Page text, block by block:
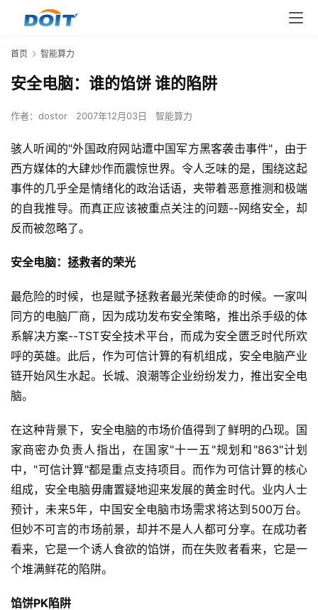
首页 智能算力
安全电脑：谁的馅饼 谁的陷阱
作者： dostor 2007年12月03日 智能算力
骇人听闻的"外国政府网站遭中国军方黑客袭击事件"，由于
西方媒体的大肆炒作而震惊世界。令人乏味的是，围绕这起
事件的几乎全是情绪化的政治话语，夹带着恶意推测和极端
的自我推导。而真正应该被重点关注的问题--网络安全，却
反而被忽略了。
安全电脑：拯救者的荣光
最危险的时候，也是赋予拯救者最光荣使命的时候。一家叫
同方的电脑厂商，因为成功发布安全策略，推出杀手级的体
系解决方案--TST安全技术平台，而成为安全匮乏时代所欢
呼的英雄。此后，作为可信计算的有机组成，安全电脑产业
链开始风生水起。长城、浪潮等企业纷纷发力，推出安全电
脑。
在这种背景下，安全电脑的市场价值得到了鲜明的凸现。国
家商密办负责人指出，在国家"十一五"规划和"863"计划
中，"可信计算"都是重点支持项目。而作为可信计算的核心
组成，安全电脑毋庸置疑地迎来发展的黄金时代。业内人士
预计，未来5年，中国安全电脑市场需求将达到500万台。
但妙不可言的市场前景，却并不是人人都可分享。在成功者
看来，它是一个诱人食欲的馅饼，而在失败者看来，它是一
个堆满鲜花的陷阱。
馅饼PK陷阱